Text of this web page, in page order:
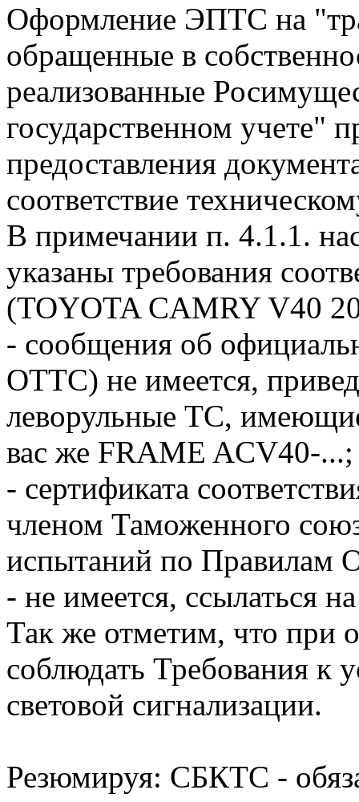
Оформление ЭПТС на
обращенные в
реализованные
государственном учете"
предоставления
соответствие
В примечании п. 4.1.1.
указаны требования
(TOYOTA CAMRY V40
- сообщения об
ОТТС) не имеется,
леворульные ТС,
вас же FRAME ACV40-...;
- сертификата
членом Таможенного
испытаний по Правилам
- не имеется, ссылаться
Так же отметим, что
соблюдать Требования к
световой сигнализации.
Резюмируя: СБКТС -